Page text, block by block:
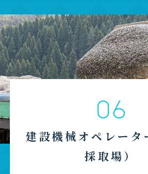
06
建設機械オペレータ
採取場）